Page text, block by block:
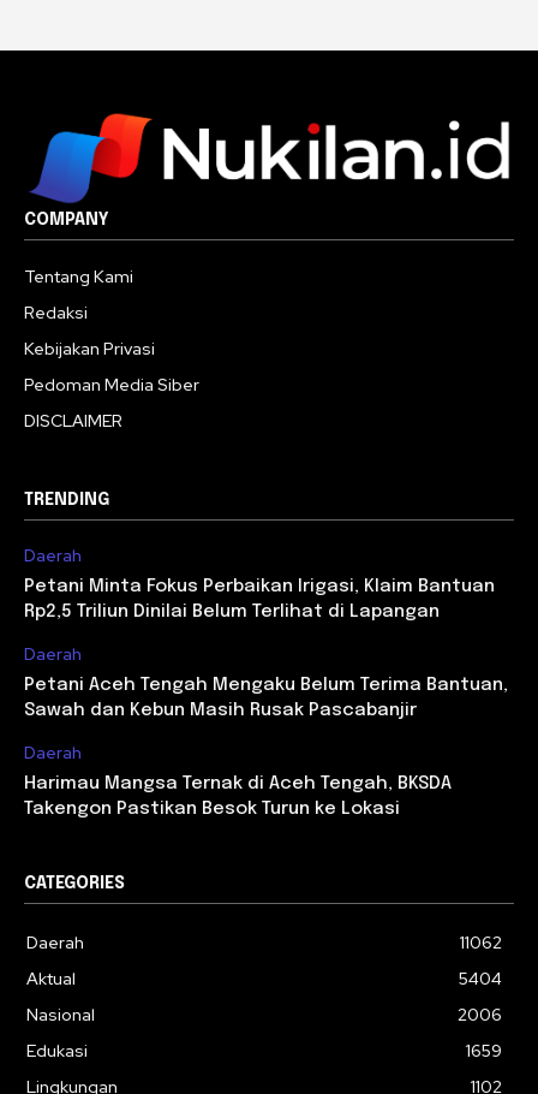
COMPANY
Tentang Kami
Redaksi
Kebijakan Privasi
Pedoman Media Siber
DISCLAIMER
TRENDING
Daerah
Petani Minta Fokus Perbaikan Irigasi, Klaim Bantuan
Rp2,5 Triliun Dinilai Belum Terlihat di Lapangan
Daerah
Petani Aceh Tengah Mengaku Belum Terima Bantuan,
Sawah dan Kebun Masih Rusak Pascabanjir
Daerah
Harimau Mangsa Ternak di Aceh Tengah, BKSDA
Takengon Pastikan Besok Turun ke Lokasi
CATEGORIES
Daerah
11062
Aktual
5404
Nasional
2006
Edukasi
1659
Lingkungan
1102